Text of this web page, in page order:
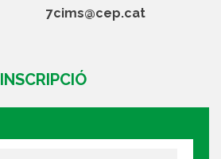
7cims@cep.cat
INSCRIPCIÓ